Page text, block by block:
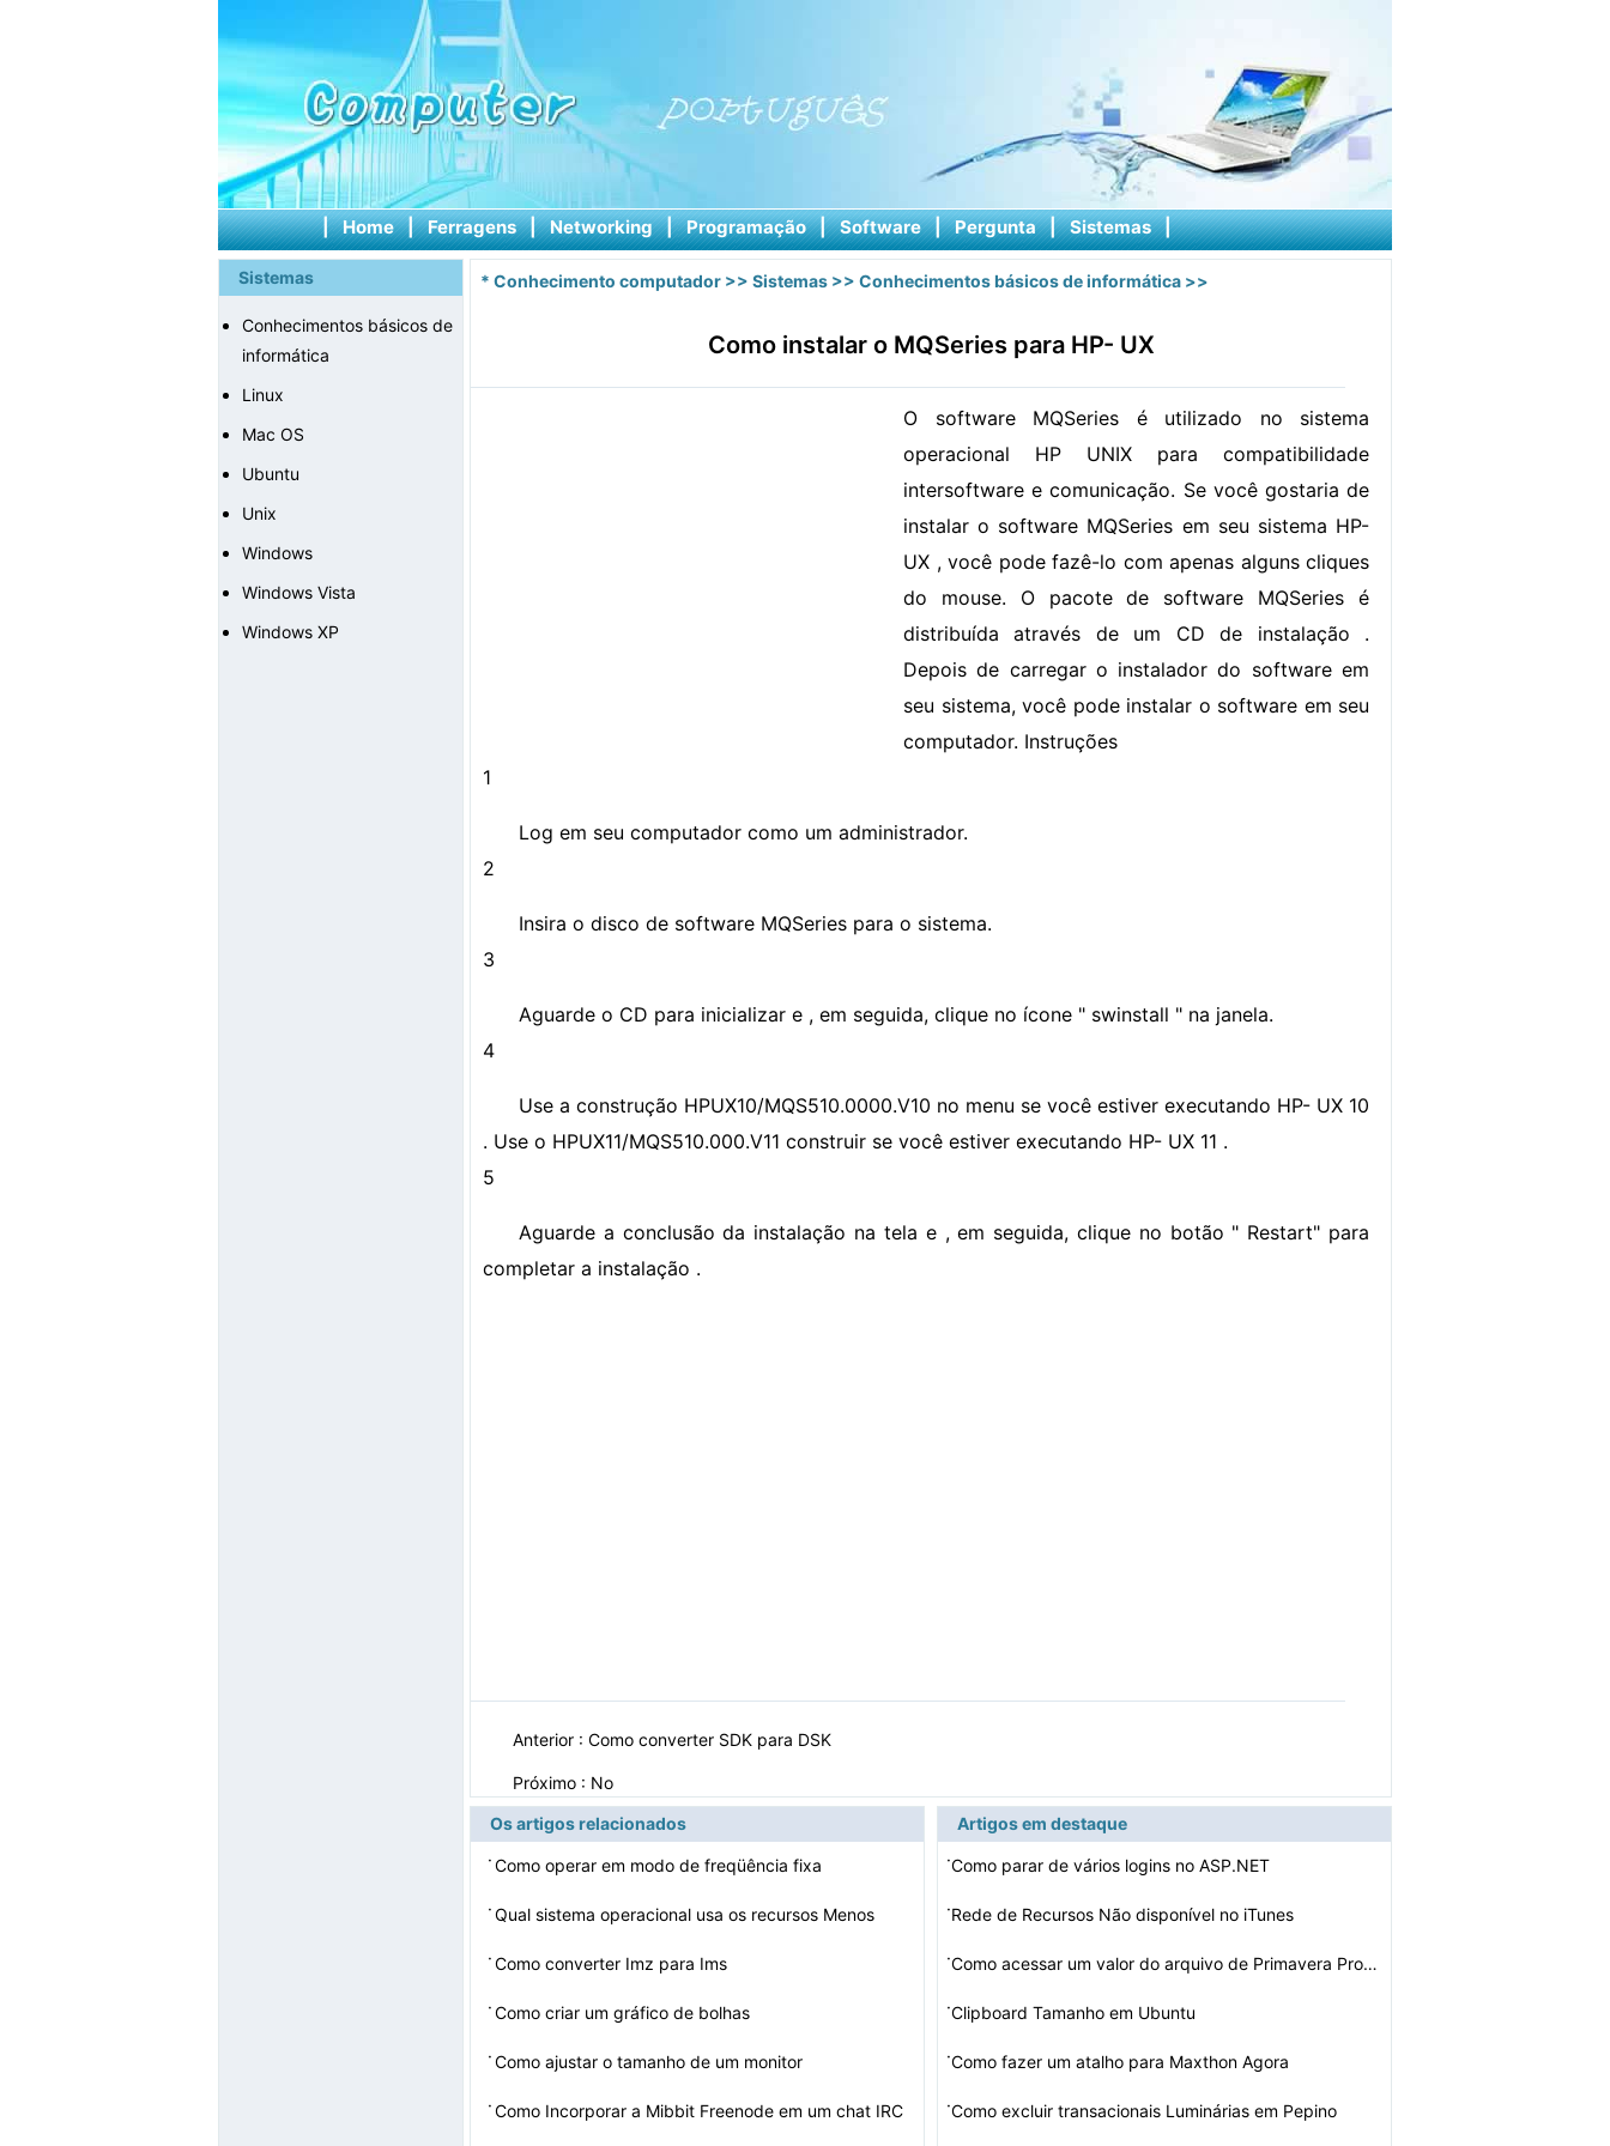
| Home | Ferragens | Networking | Programação | Software | Pergunta | Sistemas |
Sistemas
Conhecimentos básicos de
informática
Linux
Mac OS
Ubuntu
Unix
Windows
Windows Vista
Windows XP
* Conhecimento computador >> Sistemas >> Conhecimentos básicos de informática >>
Como instalar o MQSeries para HP- UX
O software MQSeries é utilizado no sistema
operacional HP UNIX para compatibilidade
intersoftware e comunicação. Se você gostaria de
instalar o software MQSeries em seu sistema HP-
UX , você pode fazê-lo com apenas alguns cliques
do mouse. O pacote de software MQSeries é
distribuída através de um CD de instalação .
Depois de carregar o instalador do software em
seu sistema, você pode instalar o software em seu
computador. Instruções
1
Log em seu computador como um administrador.
2
Insira o disco de software MQSeries para o sistema.
3
Aguarde o CD para inicializar e , em seguida, clique no ícone " swinstall " na janela.
4
Use a construção HPUX10/MQS510.0000.V10 no menu se você estiver executando HP- UX 10
. Use o HPUX11/MQS510.000.V11 construir se você estiver executando HP- UX 11 .
5
Aguarde a conclusão da instalação na tela e , em seguida, clique no botão " Restart" para
completar a instalação .
Anterior : Como converter SDK para DSK
Próximo : No
Os artigos relacionados
·Como operar em modo de freqüência fixa
·Qual sistema operacional usa os recursos Menos
·Como converter Imz para Ims
·Como criar um gráfico de bolhas
·Como ajustar o tamanho de um monitor
·Como Incorporar a Mibbit Freenode em um chat IRC
Artigos em destaque
·Como parar de vários logins no ASP.NET
·Rede de Recursos Não disponível no iTunes
· Como acessar um valor do arquivo de Primavera Proprieda…
·Clipboard Tamanho em Ubuntu
·Como fazer um atalho para Maxthon Agora
·Como excluir transacionais Luminárias em Pepino